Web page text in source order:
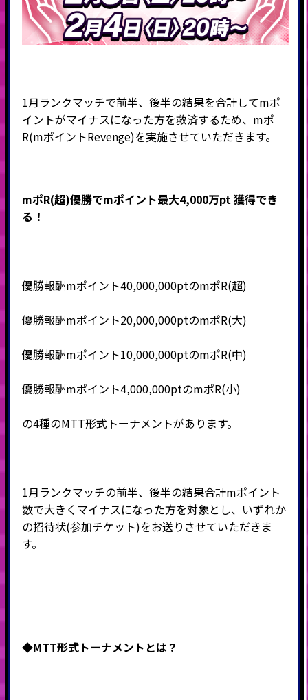
1月ランクマッチで前半、後半の結果を合計してmポ
イントがマイナスになった方を救済するため、mポ
R(mポイントRevenge)を実施させていただきます。
mポR(超)優勝でmポイント最大4,000万pt 獲得でき
る！
優勝報酬mポイント40,000,000ptのmポR(超)
優勝報酬mポイント20,000,000ptのmポR(大)
優勝報酬mポイント10,000,000ptのmポR(中)
優勝報酬mポイント4,000,000ptのmポR(小)
の4種のMTT形式トーナメントがあります。
1月ランクマッチの前半、後半の結果合計mポイント
数で大きくマイナスになった方を対象とし、いずれか
の招待状(参加チケット)をお送りさせていただきま
す。
◆MTT形式トーナメントとは？